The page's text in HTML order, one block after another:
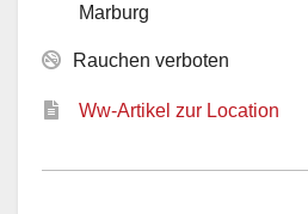
Marburg
Rauchen verboten
Ww-Artikel zur Location